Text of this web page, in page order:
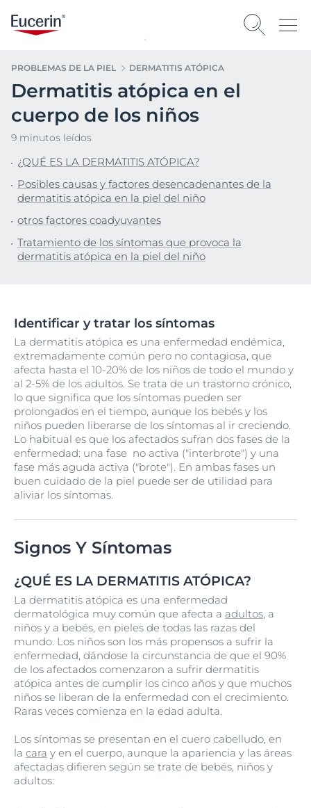
PROBLEMAS DE LA PIEL DERMATITIS ATÓPICA
Dermatitis atópica en el
cuerpo de los niños
9 minutos leídos
¿QUÉ ES LA DERMATITIS ATÓPICA?
Posibles causas y factores desencadenantes de la
dermatitis atópica en la piel del niño
otros factores coadyuvantes
Tratamiento de los síntomas que provoca la
dermatitis atópica en la piel del niño
Identificar y tratar los síntomas
La dermatitis atópica es una enfermedad endémica,
extremadamente común pero no contagiosa, que
afecta hasta el 10-20% de los niños de todo el mundo y
al 2-5% de los adultos. Se trata de un trastorno crónico,
lo que significa que los síntomas pueden ser
prolongados en el tiempo, aunque los bebés y los
niños pueden liberarse de los síntomas al ir creciendo.
Lo habitual es que los afectados sufran dos fases de la
enfermedad: una fase no activa ("interbrote") y una
fase más aguda activa ("brote"). En ambas fases un
buen cuidado de la piel puede ser de utilidad para
aliviar los síntomas.
Signos Y Síntomas
¿QUÉ ES LA DERMATITIS ATÓPICA?
La dermatitis atópica es una enfermedad
dermatológica muy común que afecta a adultos, a
niños y a bebés, en pieles de todas las razas del
mundo. Los niños son los más propensos a sufrir la
enfermedad, dándose la circunstancia de que el 90%
de los afectados comenzaron a sufrir dermatitis
atópica antes de cumplir los cinco años y que muchos
niños se liberan de la enfermedad con el crecimiento.
Raras veces comienza en la edad adulta.
Los síntomas se presentan en el cuero cabelludo, en
la cara y en el cuerpo, aunque la apariencia y las áreas
afectadas difieren según se trate de bebés, niños y
adultos: